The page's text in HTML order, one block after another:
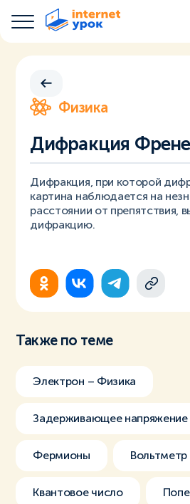
Физика
Дифракция
Дифракция, при которой
картина наблюдается на
расстоянии от препятствия,
дифракцию.
Также по теме
Электрон – Физика
Задерживающее напряжение
Фермионы Вольтметр
Квантовое число